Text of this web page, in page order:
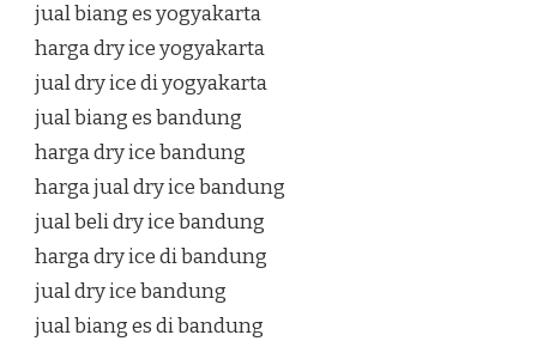
jual biang es yogyakarta
harga dry ice yogyakarta
jual dry ice di yogyakarta
jual biang es bandung
harga dry ice bandung
harga jual dry ice bandung
jual beli dry ice bandung
harga dry ice di bandung
jual dry ice bandung
jual biang es di bandung